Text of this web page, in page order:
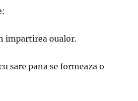
impartirea oualor.
sare pana se formeaza o